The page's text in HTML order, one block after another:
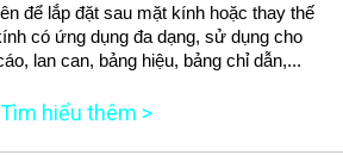
để lắp đặt sau mặt kính hoặc thay thế
có ứng dụng đa dạng, sử dụng cho
lan can, bảng hiệu, bảng chỉ dẫn,...
Tìm hiểu thêm >